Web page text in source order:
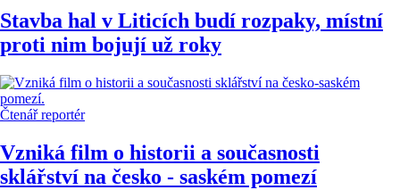
Stavba hal v Liticích budí rozpaky, místní
proti nim bojují už roky
Čtenář reportér
Vzniká film o historii a současnosti
sklářství na česko - saském pomezí